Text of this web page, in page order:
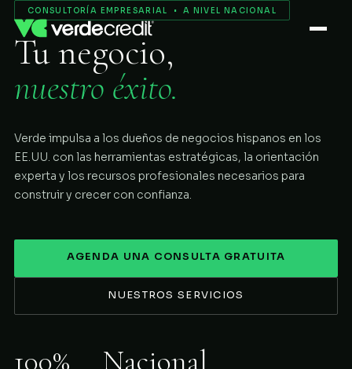
Servicios
Nosotros
Proceso
COMENZAR
CONSULTORÍA EMPRESARIAL • A NIVEL NACIONAL
Tu negocio,
nuestro éxito.
Verde impulsa a los dueños de negocios hispanos en los
EE.UU. con las herramientas estratégicas, la orientación
experta y los recursos profesionales necesarios para
construir y crecer con confianza.
AGENDA UNA CONSULTA GRATUITA
NUESTROS SERVICIOS
100% Nacional